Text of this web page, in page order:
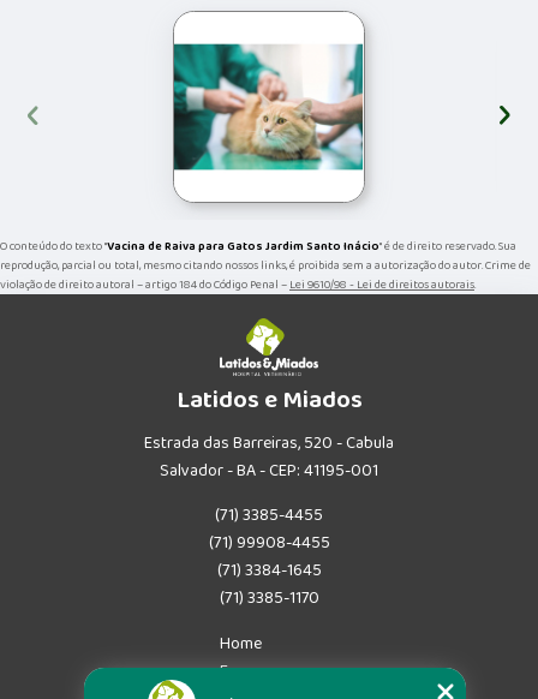
‹ ›
O conteúdo do texto "Vacina de Raiva para Gatos Jardim Santo Inácio" é de direito reservado. Sua
reprodução, parcial ou total, mesmo citando nossos links, é proibida sem a autorização do autor. Crime de
violação de direito autoral – artigo 184 do Código Penal –Lei 9610/98 - Lei de direitos autorais.
Latidos e Miados
Estrada das Barreiras, 520 - Cabula
Salvador - BA - CEP: 41195-001
(71) 3385-4455
(71) 99908-4455
(71) 3384-1645
(71) 3385-1170
Home
Empresa